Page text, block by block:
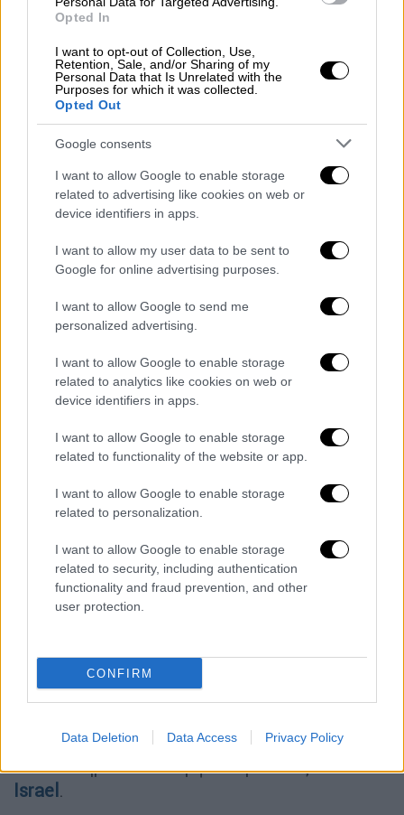
Opted In
I want to opt-out of Collection, Use,
Retention, Sale, and/or Sharing of my
Personal Data that Is Unrelated with the
Purposes for which it was collected.
Opted Out
Google consents
I want to allow Google to enable storage
related to advertising like cookies on web or
device identifiers in apps.
I want to allow my user data to be sent to
Google for online advertising purposes.
I want to allow Google to send me
personalized advertising.
I want to allow Google to enable storage
related to analytics like cookies on web or
device identifiers in apps.
I want to allow Google to enable storage
related to functionality of the website or app.
I want to allow Google to enable storage
related to personalization.
I want to allow Google to enable storage
related to security, including authentication
functionality and fraud prevention, and other
user protection.
CONFIRM
Data Deletion Data Access Privacy Policy
Αποστάσεις από τον υπουργό Εθνικής
Ασφάλειας Ιταμάρ Μπεν Γβιρ πήρε ο
Μπέντζαμιν Νετανιάχου, μετά τον σάλο που
προκάλεσε το βίντεο.
«Το Ισραήλ έχει κάθε δικαίωμα να εμποδίσει
τρομοκρατικής οργάνωσης Χαμάς να
εισέλθουν στα χωρικά μας ύδατα και να
οποίο ο υπουργός Μπεν Γκβίρ αντιμετώπισε
τους ακτιβιστές της νηοπομπής
με τις αξίες και τις αρχές του Ισραήλ»
αναφέρει ο πρωθυπουργός του Ισραήλ.
«Έχω δώσει εντολή στις αρμόδιες αρχές να
απελάσουν τους προβοκάτορες όσο το
δυνατόν συντομότερα», προσθέτει ο
Νετανιάχου.
υπουργός Εξωτερικών του Ισραήλ
Γκιντεόν Σαάραντέδρασε με σκληρό τρόπο
εναντίον του υπουργού Εθνικής Ασφάλειας
Ιταμάρ Μπεν Γκβίρ, λέγοντας:
«Προκάλεσες εν γνώσει σου ζημιά στο
κράτος μας με αυτή την
και επιτυχημένες προσπάθειες που
κατέβαλαν τόσοι πολλοί άνθρωποι – από
του Υπουργείου Εξωτερικών και πολλοί
άλλοι» σημειώνει σύμφωνα με τουςTimes Of
Israel .